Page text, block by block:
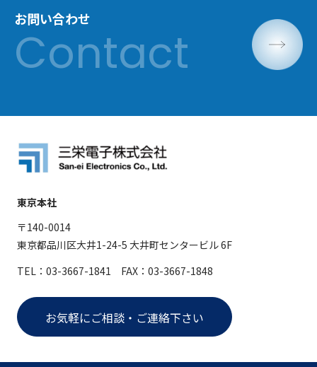
お問い合わせ
東京本社
〒140-0014
東京都品川区大井1-24-5 大井町センタービル 6F
TEL：03-3667-1841 FAX：03-3667-1848
お気軽にご相談・ご連絡下さい